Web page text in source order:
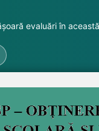
evaluări în